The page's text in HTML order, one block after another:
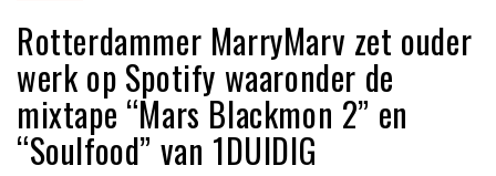
Rotterdammer MarryMarv zet ouder
werk op Spotify waaronder de
mixtape “Mars Blackmon 2” en
“Soulfood” van 1DUIDIG